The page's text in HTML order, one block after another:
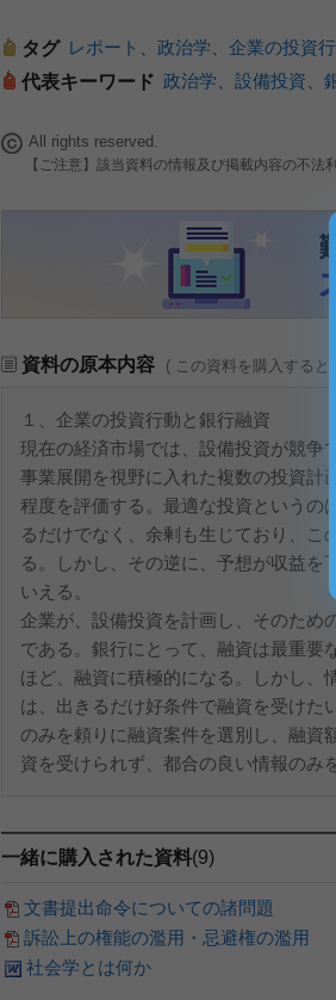
タグ レポート 政治学 企業の投資
代表キーワード 政治学 設備投資
All rights reserved.
【ご注意】該当資料の情報及び掲載内容の不法
資料の原本内容 ( この資料を購入する
１、企業の投資行動と銀行融資
現在の経済市場では、設備投資が競争
事業展開を視野に入れた複数の投資計
程度を評価する。最適な投資というの
るだけでなく、余剰も生じており、こ
る。しかし、その逆に、予想が収益を
いえる。
企業が、設備投資を計画し、そのため
である。銀行にとって、融資は最重要
ほど、融資に積極的になる。しかし、
は、出きるだけ好条件で融資を受けた
のみを頼りに融資案件を選別し、融資
資を受けられず、都合の良い情報のみ
一緒に購入された資料(9)
文書提出命令についての諸問題
訴訟上の権能の濫用・忌避権の濫用
社会学とは何か